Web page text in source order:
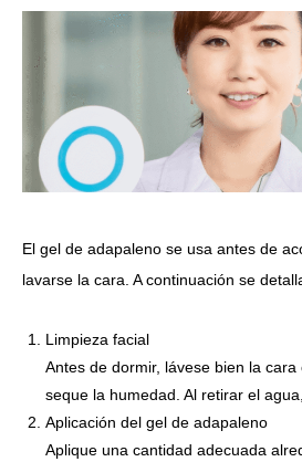
El gel de adapaleno se usa antes de
lavarse la cara. A continuación se
Limpieza facial
Antes de dormir, lávese bien la
seque la humedad. Al retirar el
Aplicación del gel de adapaleno
Aplique una cantidad adecuada